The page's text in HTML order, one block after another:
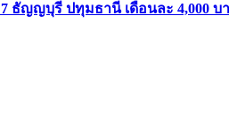
ธัญญบุรี ปทุมธานี เดือนละ 4,000 บา